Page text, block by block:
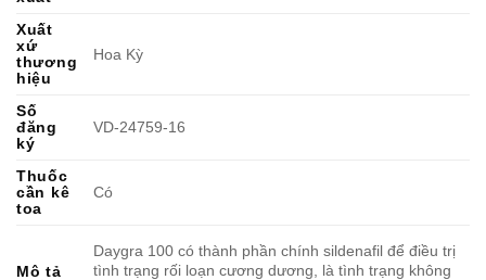
Xuất
xứ
thương
hiệu
Hoa Kỳ
Số
đăng
ký
VD-24759-16
Thuốc
cần kê
toa
Có
Mô tả
Daygra 100 có thành phần chính sildenafil để điều trị
tình trạng rối loạn cương dương, là tình trạng không